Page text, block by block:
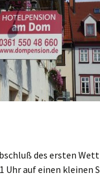
des ersten
Uhr auf einen kleinen